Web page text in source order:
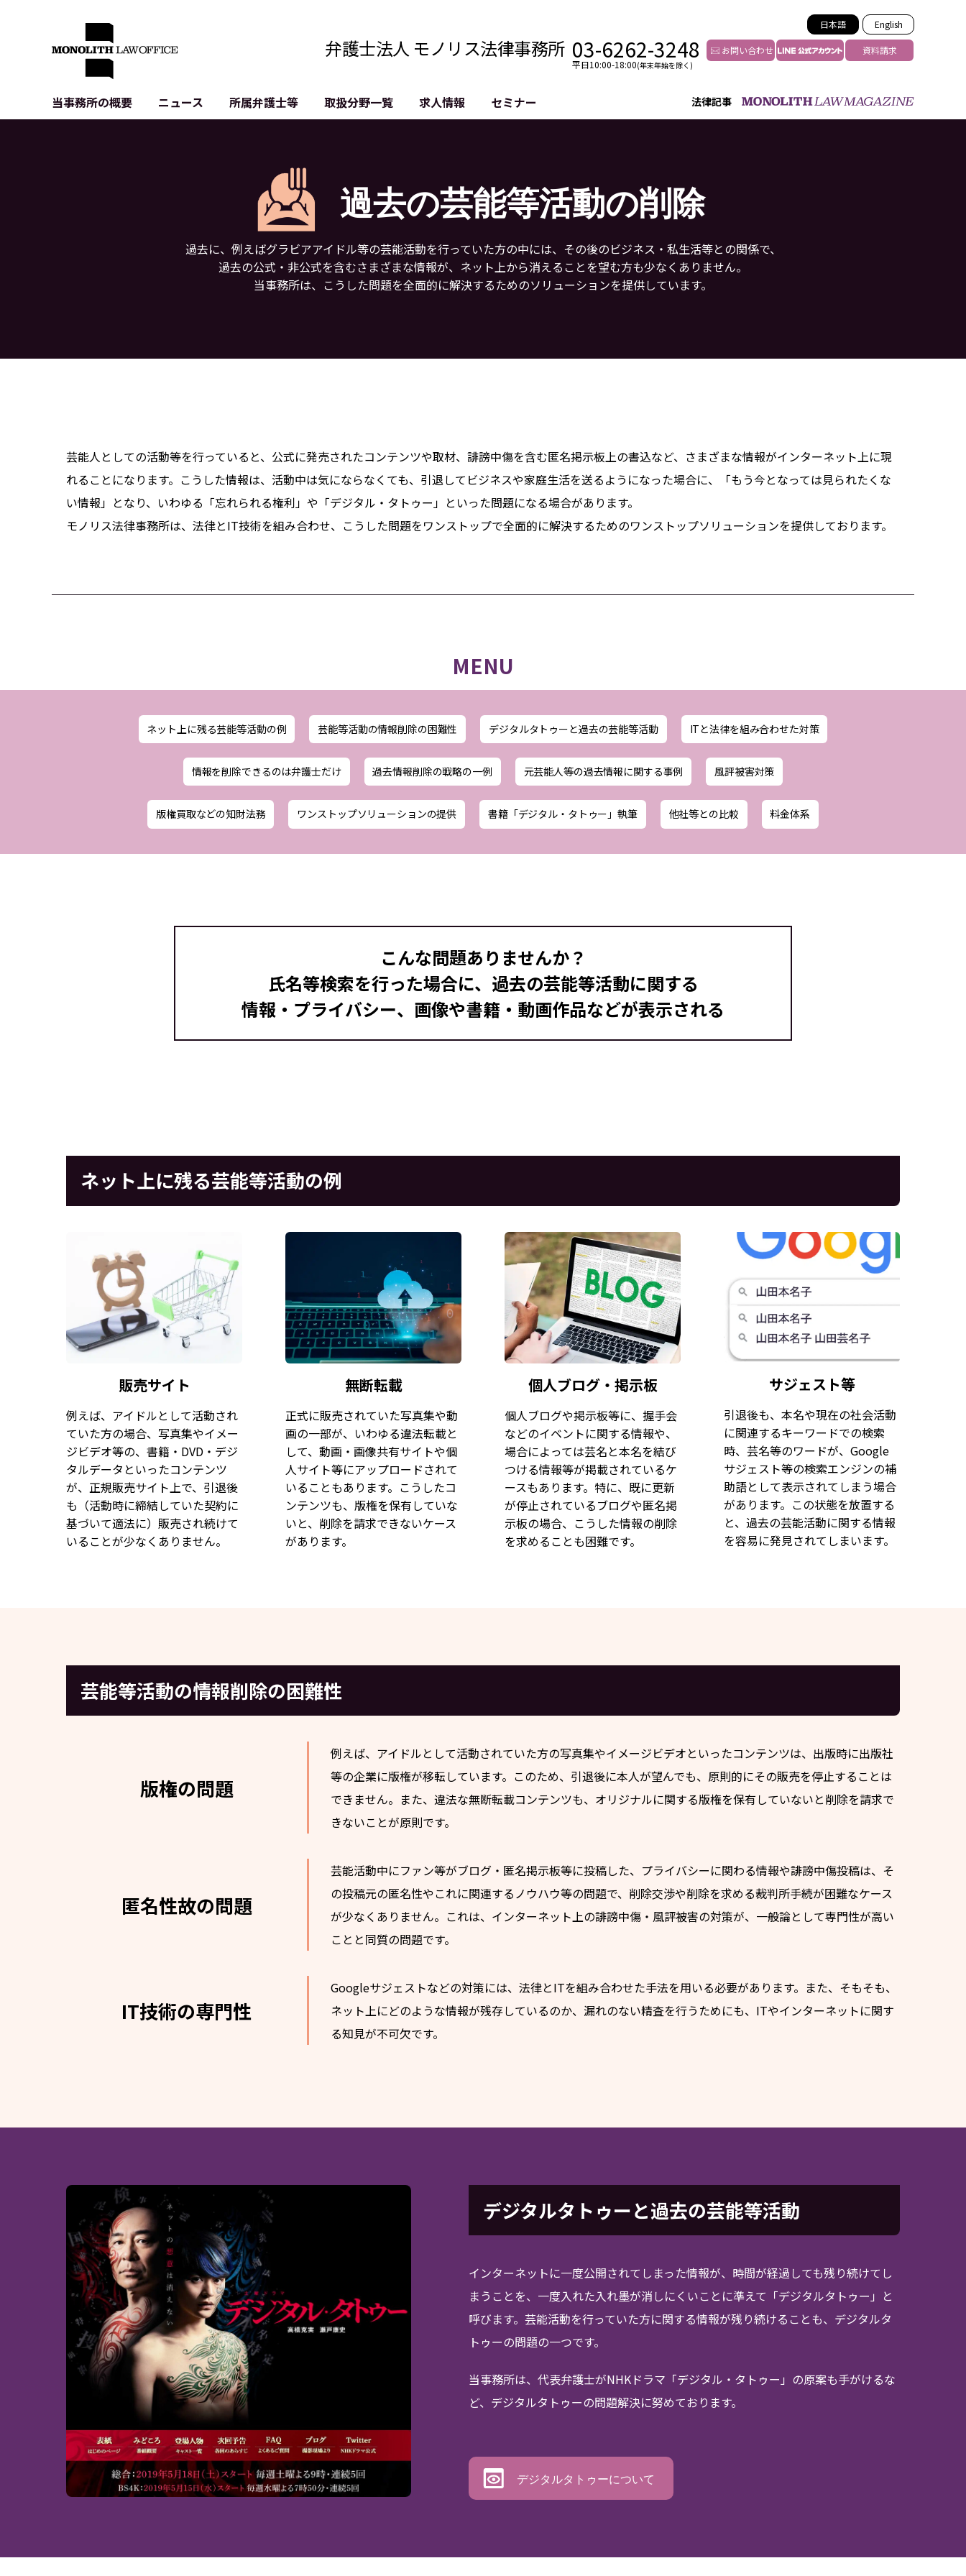
日本語 English
弁護士法人 モノリス法律事務所 03-6262-3248
平日10:00-18:00(年末年始を除く)
お問い合わせ 資料請求
法律記事
当事務所の概要 ニュース 所属弁護士等 取扱分野一覧
アプリ等の利用規約整備
暗号資産・ブロックチェーン
生成AI関連法務
D2C等の不正転売対策
サイバー犯罪の刑事告訴等
NASDAQ上場支援
GDPR対応支援
上場企業等の風評被害対策
誹謗中傷加害者の弁護
過去の芸能等活動の削除
求人情報 セミナー
過去の芸能等活動の削除
過去に、例えばグラビアアイドル等の芸能活動を行っていた方の中には、その後のビジネス・私生活等との関係で、
過去の公式・非公式を含むさまざまな情報が、ネット上から消えることを望む方も少なくありません。
当事務所は、こうした問題を全面的に解決するためのソリューションを提供しています。
芸能人としての活動等を行っていると、公式に発売されたコンテンツや取材、誹謗中傷を含む匿名掲示板上の書込など、さまざまな情報がインターネット上に現
れることになります。こうした情報は、活動中は気にならなくても、引退してビジネスや家庭生活を送るようになった場合に、「もう今となっては見られたくな
い情報」となり、いわゆる「忘れられる権利」や「デジタル・タトゥー」といった問題になる場合があります。
モノリス法律事務所は、法律とIT技術を組み合わせ、こうした問題をワンストップで全面的に解決するためのワンストップソリューションを提供しております。
MENU
ネット上に残る芸能等活動の例 芸能等活動の情報削除の困難性 デジタルタトゥーと過去の芸能等活動 ITと法律を組み合わせた対策
情報を削除できるのは弁護士だけ 過去情報削除の戦略の一例 元芸能人等の過去情報に関する事例 風評被害対策
版権買取などの知財法務 ワンストップソリューションの提供 書籍「デジタル・タトゥー」執筆 他社等との比較 料金体系
こんな問題ありませんか？
氏名等検索を行った場合に、過去の芸能等活動に関する
情報・プライバシー、画像や書籍・動画作品などが表示される
ネット上に残る芸能等活動の例
販売サイト
例えば、アイドルとして活動され
ていた方の場合、写真集やイメー
ジビデオ等の、書籍・DVD・デジ
タルデータといったコンテンツ
が、正規販売サイト上で、引退後
も（活動時に締結していた契約に
基づいて適法に）販売され続けて
いることが少なくありません。
無断転載
正式に販売されていた写真集や動
画の一部が、いわゆる違法転載と
して、動画・画像共有サイトや個
人サイト等にアップロードされて
いることもあります。こうしたコ
ンテンツも、版権を保有していな
いと、削除を請求できないケース
があります。
個人ブログ・掲示板
個人ブログや掲示板等に、握手会
などのイベントに関する情報や、
場合によっては芸名と本名を結び
つける情報等が掲載されているケ
ースもあります。特に、既に更新
が停止されているブログや匿名掲
示板の場合、こうした情報の削除
を求めることも困難です。
サジェスト等
引退後も、本名や現在の社会活動
に関連するキーワードでの検索
時、芸名等のワードが、Google
サジェスト等の検索エンジンの補
助語として表示されてしまう場合
があります。この状態を放置する
と、過去の芸能活動に関する情報
を容易に発見されてしまいます。
芸能等活動の情報削除の困難性
版権の問題
例えば、アイドルとして活動されていた方の写真集やイメージビデオといったコンテンツは、出版時に出版社
等の企業に版権が移転しています。このため、引退後に本人が望んでも、原則的にその販売を停止することは
できません。また、違法な無断転載コンテンツも、オリジナルに関する版権を保有していないと削除を請求で
きないことが原則です。
匿名性故の問題
芸能活動中にファン等がブログ・匿名掲示板等に投稿した、プライバシーに関わる情報や誹謗中傷投稿は、そ
の投稿元の匿名性やこれに関連するノウハウ等の問題で、削除交渉や削除を求める裁判所手続が困難なケース
が少なくありません。これは、インターネット上の誹謗中傷・風評被害の対策が、一般論として専門性が高い
ことと同質の問題です。
IT技術の専門性
Googleサジェストなどの対策には、法律とITを組み合わせた手法を用いる必要があります。また、そもそも、
ネット上にどのような情報が残存しているのか、漏れのない精査を行うためにも、ITやインターネットに関す
る知見が不可欠です。
デジタルタトゥーと過去の芸能等活動
インターネットに一度公開されてしまった情報が、時間が経過しても残り続けてし
まうことを、一度入れた入れ墨が消しにくいことに準えて「デジタルタトゥー」と
呼びます。芸能活動を行っていた方に関する情報が残り続けることも、デジタルタ
トゥーの問題の一つです。
当事務所は、代表弁護士がNHKドラマ「デジタル・タトゥー」の原案も手がけるな
ど、デジタルタトゥーの問題解決に努めております。
デジタルタトゥーについて